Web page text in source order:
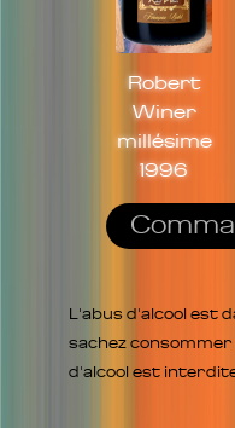
Robert
Winer
millésime
1996
L'abus d'alcool est
sachez
d'alcool est